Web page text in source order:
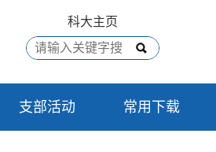
科大主页
支部活动 常用下载